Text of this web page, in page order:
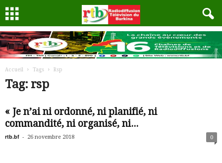
Accueil Tags Rsp
Tag: rsp
« Je n’ai ni ordonné, ni planifié, ni
commandité, ni organisé, ni...
rtb.bf - 26 novembre 2018 0